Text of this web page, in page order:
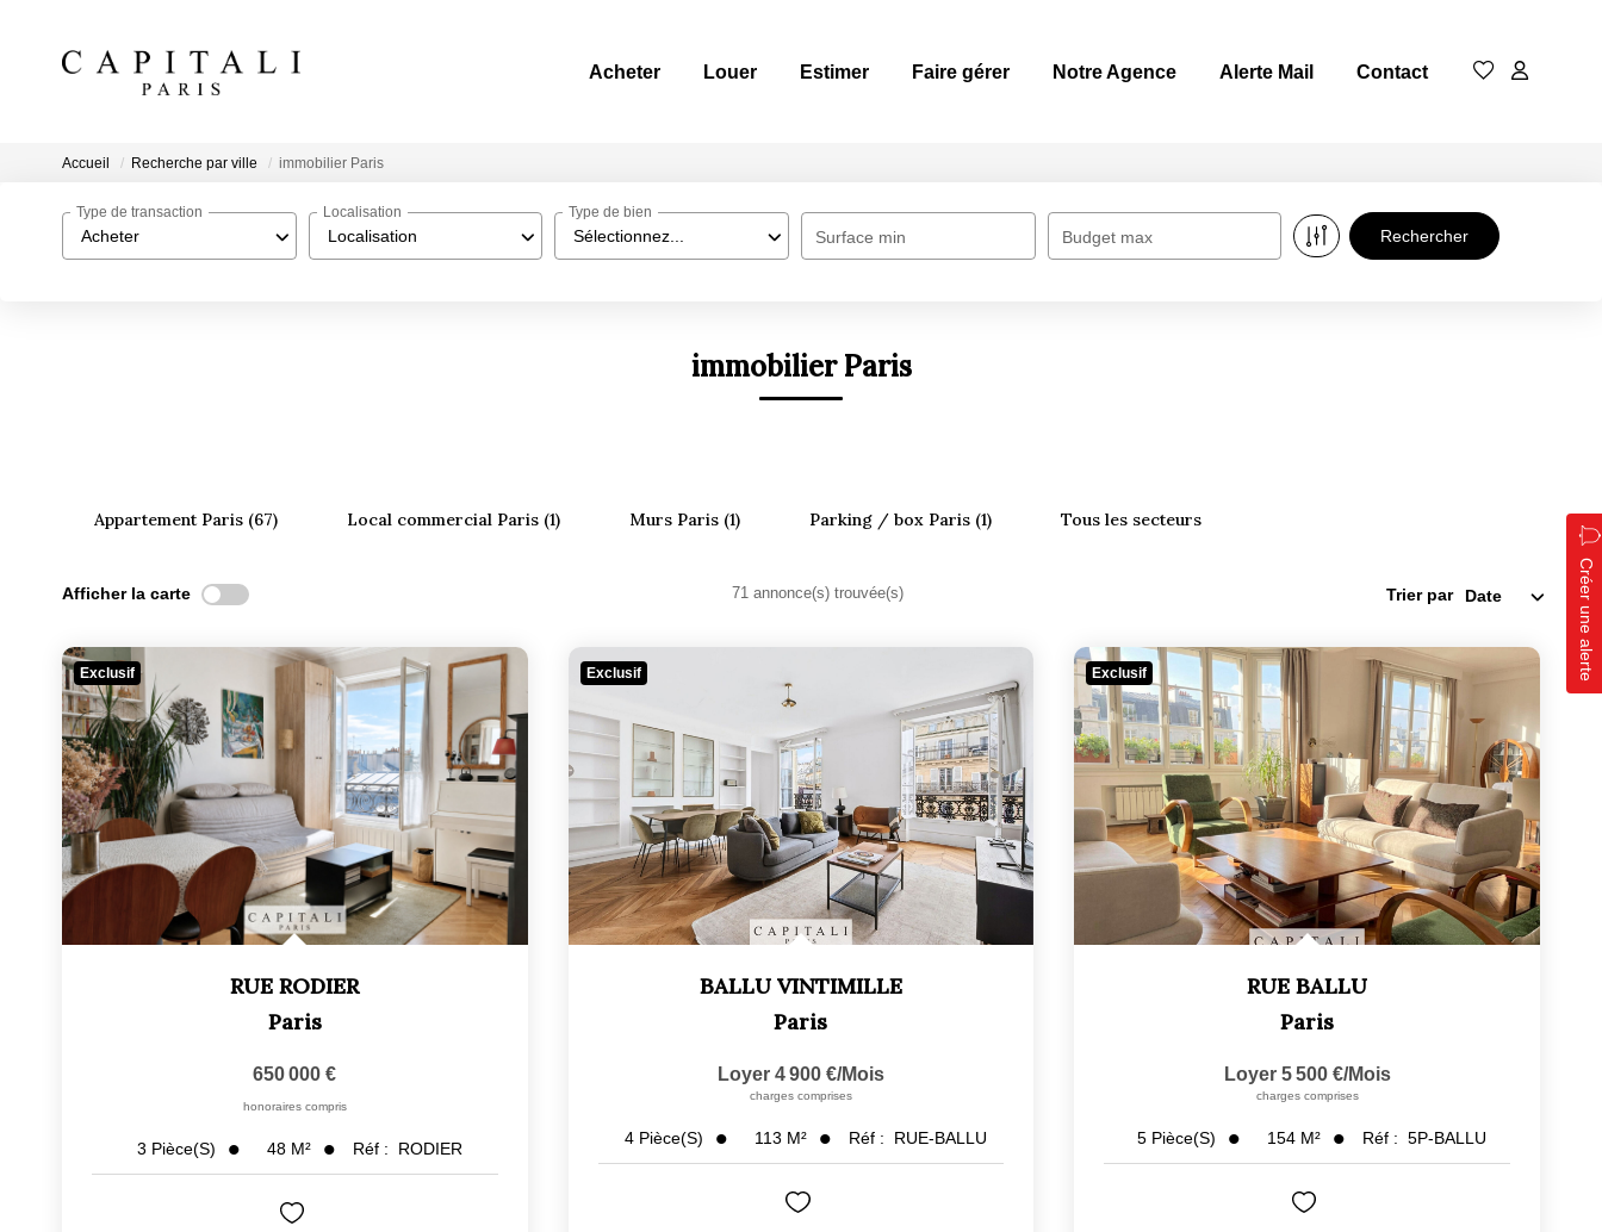
Acheter Louer Estimer Faire gérer Notre Agence Alerte Mail Contact
Accueil Recherche par ville immobilier Paris
Acheter
Type de transaction
Localisation
Localisation
Sélectionnez...
Type de bien
Surface min Budget max
immobilier Paris
Appartement Paris (67) Local commercial Paris (1) Murs Paris (1) Parking / box Paris (1) Tous les secteurs
Créer une alerte
Afficher la carte 71 annonce(s) trouvée(s) Trier par
Exclusif
RUE RODIER
Paris
650 000 €
honoraires compris
3 Pièce(s) 48 M² Réf : RODIER
Exclusif
BALLU VINTIMILLE
Paris
Loyer 4 900 €/mois
charges comprises
4 Pièce(s) 113 M² Réf : RUE-BALLU
Exclusif
RUE BALLU
Paris
Loyer 5 500 €/mois
charges comprises
5 Pièce(s) 154 M² Réf : 5P-BALLU